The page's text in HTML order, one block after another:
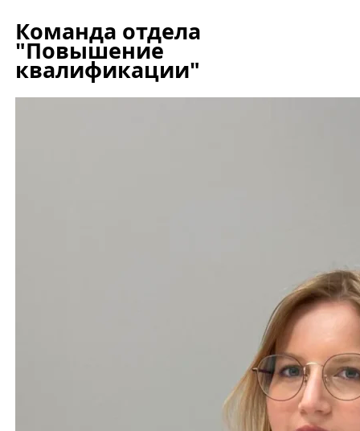
Команда отдела
"Повышение
квалификации"